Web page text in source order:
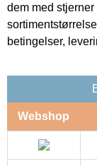
dem med
betingelser,
Webshop